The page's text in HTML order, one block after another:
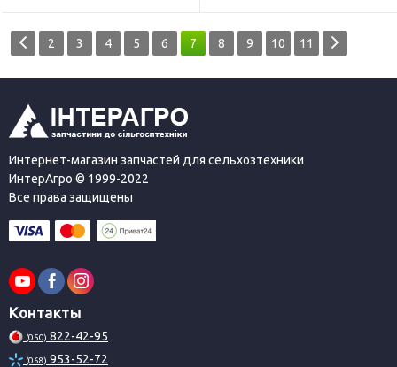
2 3 4 5 6 7 8 9 10 11
Интернет-магазин запчастей для сельхозтехники
ИнтерАгро © 1999-2022
Все права защищены
Контакты
(050) 822-42-95
(068) 953-52-72